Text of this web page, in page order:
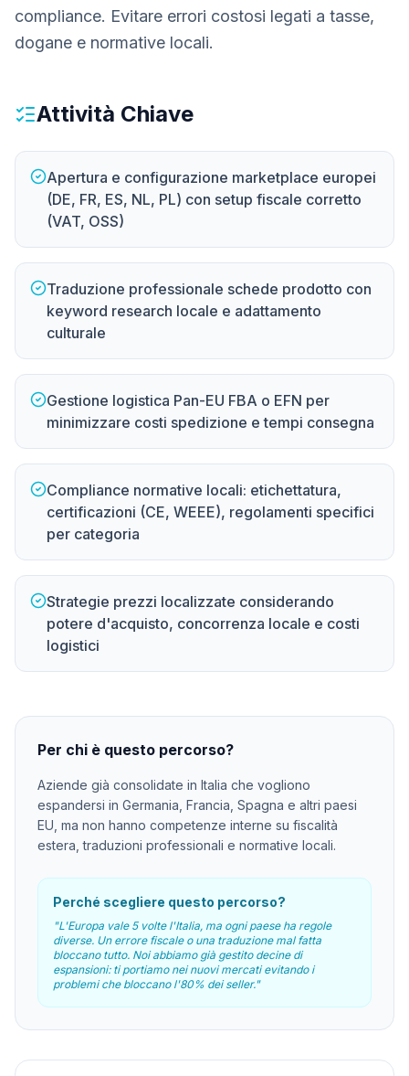
compliance. Evitare errori costosi legati a tasse,
dogane e normative locali.
Attività Chiave
Apertura e configurazione marketplace europei
(DE, FR, ES, NL, PL) con setup fiscale corretto
(VAT, OSS)
Traduzione professionale schede prodotto con
keyword research locale e adattamento
culturale
Gestione logistica Pan-EU FBA o EFN per
minimizzare costi spedizione e tempi consegna
Compliance normative locali: etichettatura,
certificazioni (CE, WEEE), regolamenti specifici
per categoria
Strategie prezzi localizzate considerando
potere d'acquisto, concorrenza locale e costi
logistici
Per chi è questo percorso?
Aziende già consolidate in Italia che vogliono
espandersi in Germania, Francia, Spagna e altri paesi
EU, ma non hanno competenze interne su fiscalità
estera, traduzioni professionali e normative locali.
Perché scegliere questo percorso?
"L'Europa vale 5 volte l'Italia, ma ogni paese ha regole
diverse. Un errore fiscale o una traduzione mal fatta
bloccano tutto. Noi abbiamo già gestito decine di
espansioni: ti portiamo nei nuovi mercati evitando i
problemi che bloccano l'80% dei seller."